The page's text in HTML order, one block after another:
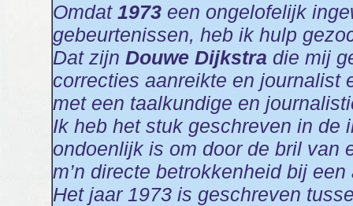
Omdat 1973 een ongelofelijk
gebeurtenissen, heb ik hulp
Dat zijn Douwe Dijkstra die mij
correcties aanreikte en journalist
met een taalkundige en
Ik heb het stuk geschreven in de
ondoenlijk is om door de bril van
m’n directe betrokkenheid bij
Het jaar 1973 is geschreven